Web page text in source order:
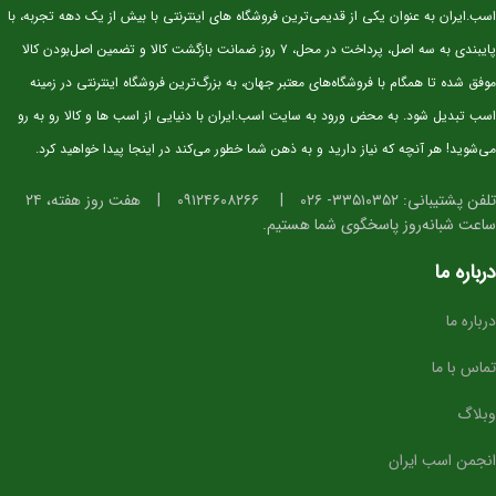
سن:۲.۵ سال
نژاد:KWPN اصیل (خط خونی معتبر و قابل استعلام)
کاربری آتی: پرش، مسابقات جوان‌ها، تربیت پایه
وضعیت:وارداتی، دوسَر (پدر و مادر خارجی)، سلامت کامل
خلق‌وخو:آرام، باهوش، اجتماعی و آموزش‌پذیر
⭐ ویژگی‌های فیزیکی و عملکردی
استخوان‌بندی قوی و مناسب برای کار پرشی
دست و پای خشک و تمیز، آماده ورود به مراحل آموزشی
تمرکز بالا و واکنش سریع در محیط‌های جدید
ساختار بدنی استاندارد برای پرورش به سطح حرفه‌ای
⭐ مناسب برای چه افرادی؟
باشگاه‌ها و مربیانی که قصد تربیت کره‌های حرفه‌ای دارند
اسب.ایران به عنوان یکی از قدیمی‌ترین فروشگاه های اینترنتی با بیش از یک دهه تجربه، با
پایبندی به سه اصل، پرداخت در محل، ۷ روز ضمانت بازگشت کالا و تضمین اصل‌بودن کالا
موفق شده تا همگام با فروشگاه‌های معتبر جهان، به بزرگ‌ترین فروشگاه اینترنتی در زمینه
اسب تبدیل شود. به محض ورود به سایت اسب.ایران با دنیایی از اسب ها و کالا رو به رو
می‌شوید! هر آنچه که نیاز دارید و به ذهن شما خطور می‌کند در اینجا پیدا خواهید کرد.
تلفن پشتیبانی: ۳۳۵۱۰۳۵۲- ۰۲۶ |
|
هفت روز هفته، ۲۴
ساعت شبانه‌روز پاسخگوی شما هستیم.
درباره ما
درباره ما
تماس با ما
وبلاگ
انجمن اسب ایران